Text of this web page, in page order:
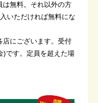
は無料。それ以外の方
いただければ無料にな
店にございます。受付
)です。定員を超えた場